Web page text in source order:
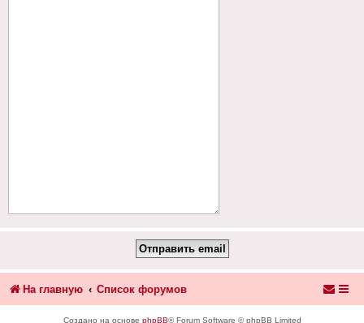
На главную Список форумов
Создано на основе phpBB® Forum Software © phpBB Limited